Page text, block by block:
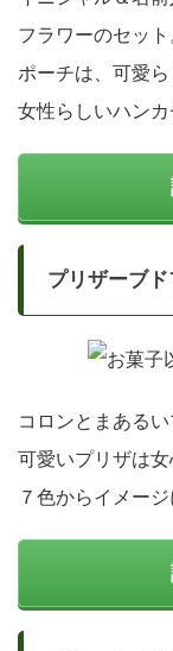
フラワーのセット
ポーチは、可愛
女性らしいハンカ
プリザーブ
コロンとまある
可愛いプリザは女
７色からイメー